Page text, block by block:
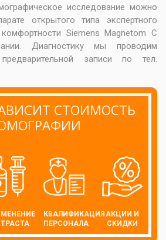
исследование можно
открытого типа экспертного
Siemens Magnetom C
Диагностику мы проводим
записи по тел.
СТОИМОСТЬ
КВАЛИФИКАЦИЯ
ПЕРСОНАЛА
АКЦИИ И
СКИДКИ